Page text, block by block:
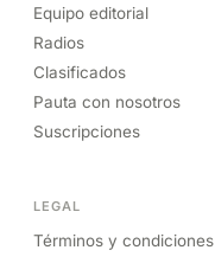
Equipo editorial
Radios
Clasificados
Pauta con nosotros
Suscripciones
LEGAL
Términos y condiciones